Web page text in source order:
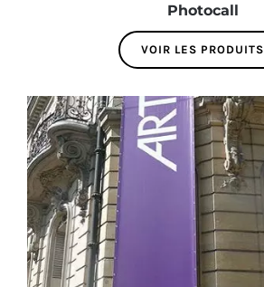
Photocall
VOIR LES PRODUITS